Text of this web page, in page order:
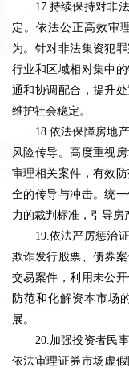
17.持续保持对非
定。依法公正高效审
为。针对非法集资犯
行业和区域相对集中
通和协调配合，提升
维护社会稳定。
18.依法保障房地
风险传导。高度重视
审理相关案件，有效
全的传导与冲击。统
力的裁判标准，引导房
19.依法严厉惩治
欺诈发行股票、债券
交易案件，利用未公
防范和化解资本市场
展。
20.加强投资者民
依法审理证券市场虚